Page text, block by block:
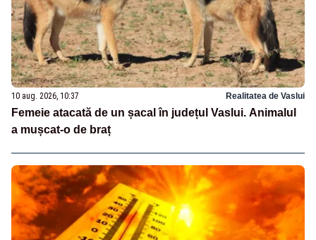
10 aug. 2026, 10:37 Realitatea de Vaslui
Femeie atacată de un șacal în județul Vaslui. Animalul
a mușcat-o de braț